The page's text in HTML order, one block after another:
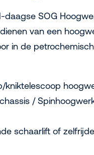
daagse SOG
van een
in de
kniktelescoop
/
schaarlift of